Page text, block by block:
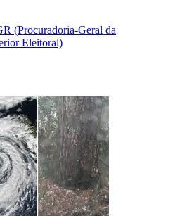
(Procuradoria-Geral da
Eleitoral)